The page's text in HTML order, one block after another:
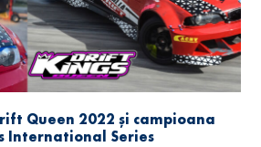
Queen 2022 și campioana
International Series